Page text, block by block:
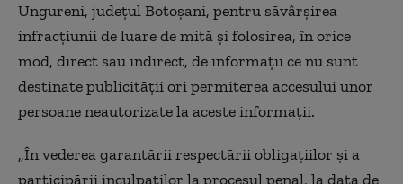
Ungureni, judeţul Botoşani, pentru săvârşirea
infracţiunii de luare de mită şi folosirea, în orice
mod, direct sau indirect, de informaţii ce nu sunt
destinate publicităţii ori permiterea accesului unor
persoane neautorizate la aceste informaţii.
„În vederea garantării respectării obligaţiilor şi a
participării inculpaţilor la procesul penal, la data de